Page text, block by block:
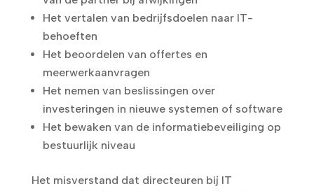
Het vertalen van bedrijfsdoelen naar IT-
behoeften
Het beoordelen van offertes en
meerwerkaanvragen
Het nemen van beslissingen over
investeringen in nieuwe systemen of software
Het bewaken van de informatiebeveiliging op
bestuurlijk niveau
Het misverstand dat directeuren bij IT